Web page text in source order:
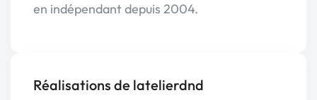
en indépendant depuis 2004.
Réalisations de latelierdnd